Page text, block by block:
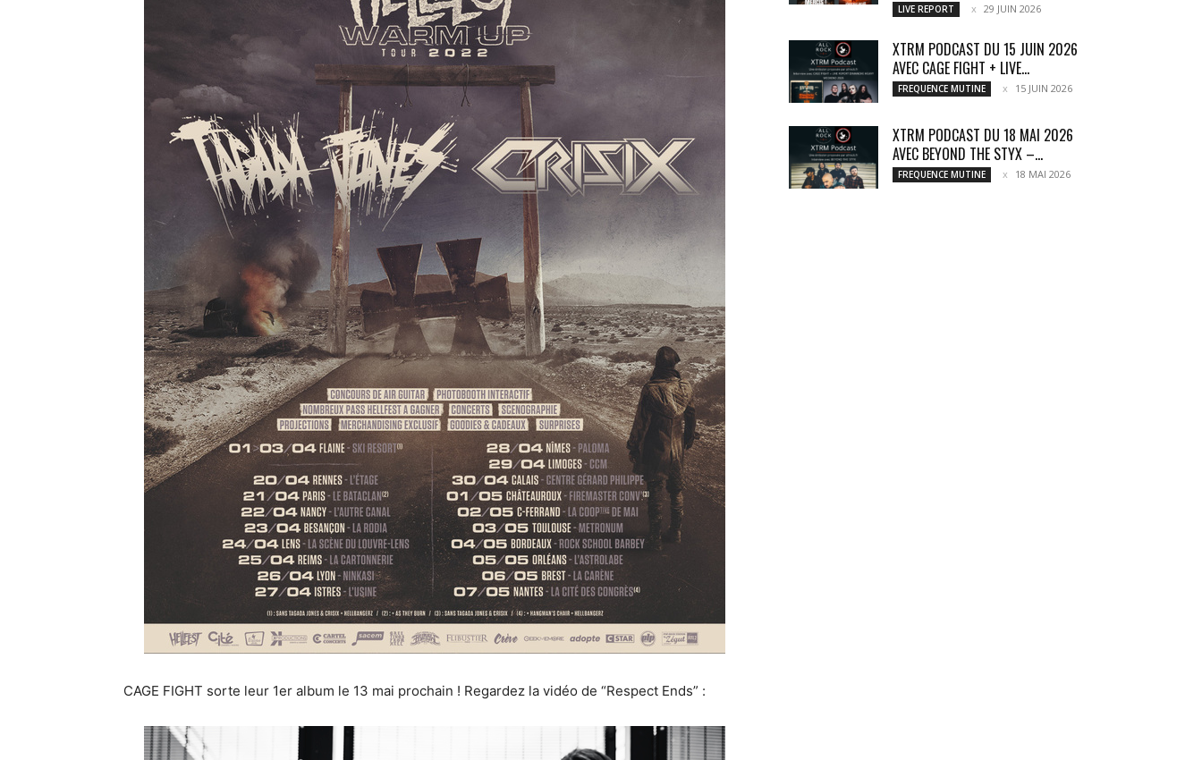
CAGE FIGHT sorte leur 1er album le 13 mai prochain ! Regardez la vidéo de “Respect Ends” :
LIVE REPORT 29 JUIN 2026
XTRM PODCAST DU 15 JUIN 2026
AVEC CAGE FIGHT + LIVE...
FREQUENCE MUTINE 15 JUIN 2026
XTRM PODCAST DU 18 MAI 2026
AVEC BEYOND THE STYX –...
FREQUENCE MUTINE 18 MAI 2026